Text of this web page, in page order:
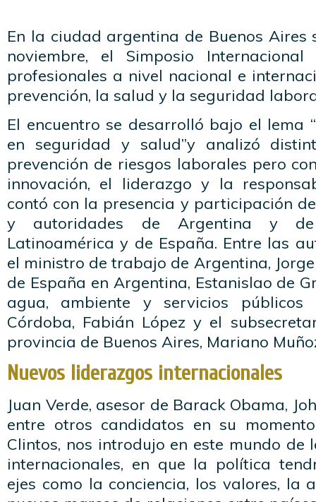
En la ciudad argentina de Buenos Aires
noviembre, el Simposio
profesionales a nivel nacional e
prevención, la salud y la seguridad
El encuentro se desarrolló bajo el lema
en seguridad y salud”y analizó
prevención de riesgos laborales pero
innovación, el liderazgo y la
contó con la presencia y participación
y autoridades de Argentina y
Latinoamérica y de España. Entre las
el ministro de trabajo de Argentina,
de España en Argentina, Estanislao de
agua, ambiente y servicios
Córdoba, Fabián López y el
provincia de Buenos Aires, Mariano
Nuevos liderazgos internacionales
Juan Verde, asesor de Barack Obama,
entre otros candidatos en su
Clintos, nos introdujo en este mundo de
internacionales, en que la política
ejes como la conciencia, los valores, la